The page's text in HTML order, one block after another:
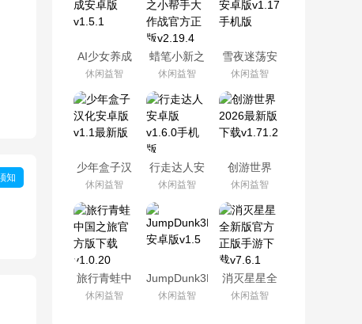
知
AI少女养成
安卓版
v1.5.1
休闲益智
蜡笔小新之
小帮手大作
战官方正版
v2.19.4
休闲益智
雪夜迷荡安
卓版v1.17手
机版
休闲益智
少年盒子汉
化安卓版
v1.1最新版
休闲益智
行走达人安
卓版v1.6.0
手机版
休闲益智
创游世界
2026最新版
下载v1.71.2
休闲益智
旅行青蛙中
国之旅官方
版下载
休闲益智
JumpDunk3D
安卓版v1.5
休闲益智
消灭星星全
新版官方正
版手游下载
休闲益智